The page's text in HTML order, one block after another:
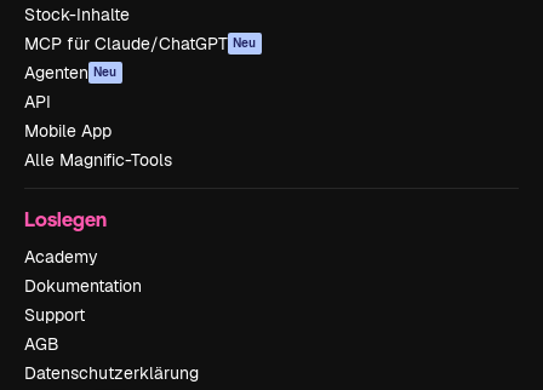
Stock-Inhalte
MCP für Claude/ChatGPT Neu
Agenten Neu
API
Mobile App
Alle Magnific-Tools
Loslegen
Academy
Dokumentation
Support
AGB
Datenschutzerklärung